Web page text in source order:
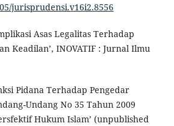
jurisprudensi.v16i2.8556
Asas Legalitas Terhadap
Keadilan’, INOVATIF : Jurnal Ilmu
Pidana Terhadap Pengedar
Undang No 35 Tahun 2009
Hukum Islam’ (unpublished